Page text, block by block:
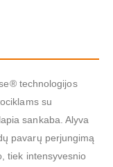
technologijos
su
sankaba. Alyva
pavarų perjungimą
tiek intensyvesnio